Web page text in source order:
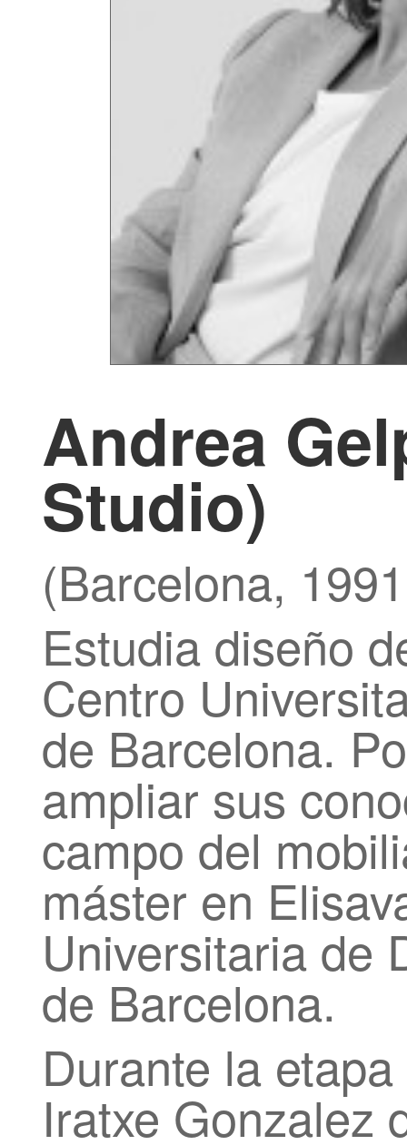
Andrea
Studio)
(Barcelona,
Estudia diseño
Centro
de Barcelona.
ampliar sus
campo del
máster en
Universitaria de
de Barcelona.
Durante la
Iratxe Gonzalez